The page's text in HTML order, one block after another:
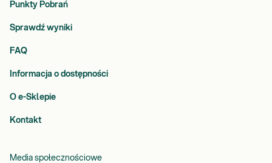
Punkty Pobrań
Sprawdź wyniki
FAQ
Informacja o dostępności
O e-Sklepie
Kontakt
Media społecznościowe